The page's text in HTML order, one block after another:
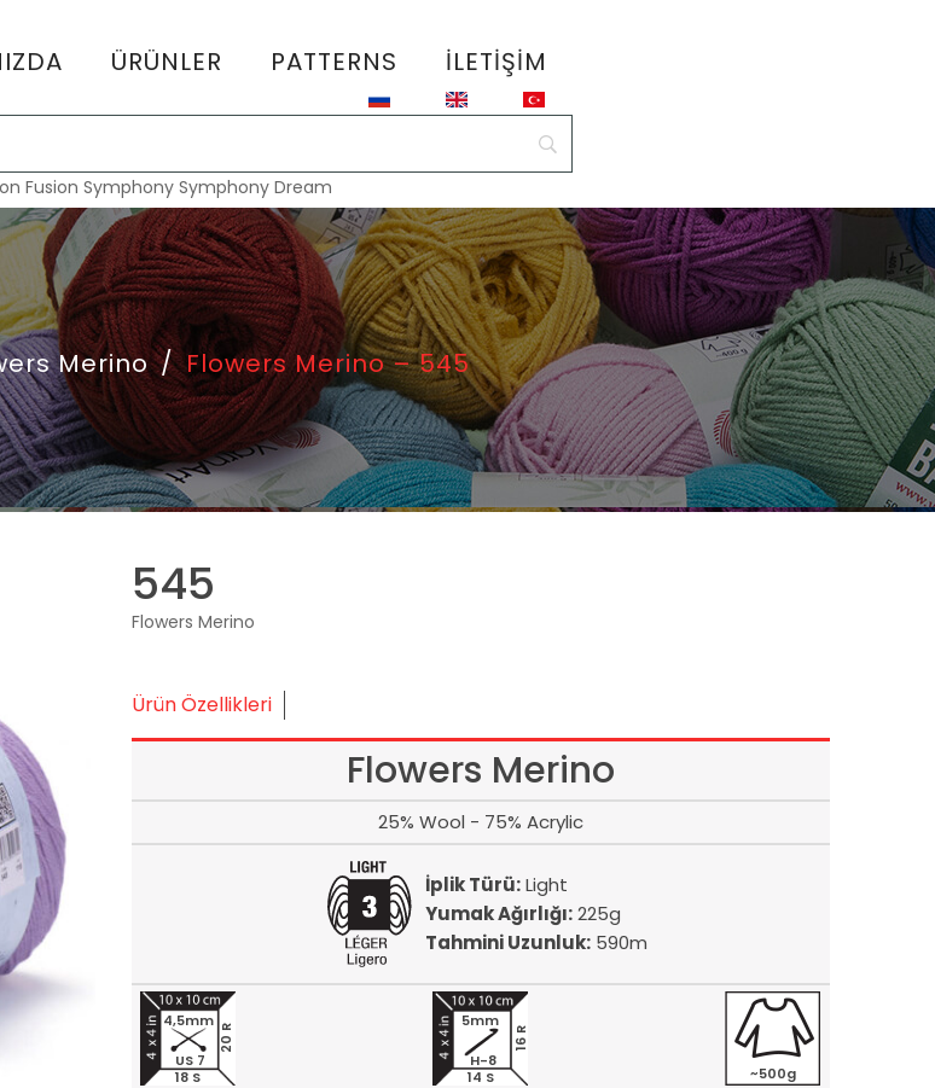
ÜRÜNLER PATTERNS İLETIŞIM
Fusion Symphony Symphony Dream
Merino / Flowers Merino – 545
545
Flowers Merino
Ürün Özellikleri
Flowers Merino
25% Wool - 75% Acrylic
İplik Türü:Light
Yumak Ağırlığı:225g
Tahmini Uzunluk:590m
18 S
20 R
4,5mm
US 7
14 S
16 R
5mm
H-8
~500g